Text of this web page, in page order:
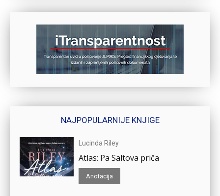
NAJPOPULARNIJE KNJIGE
Lucinda Riley
Atlas: Pa Saltova priča
Anotacija